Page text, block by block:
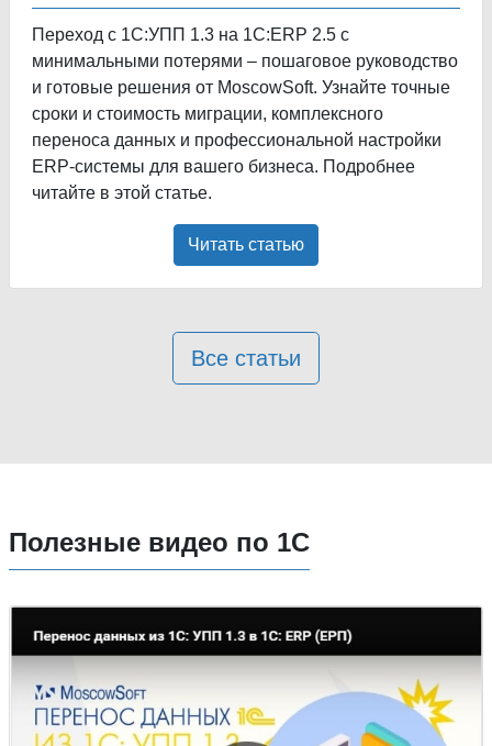
Переход с 1С:УПП 1.3 на 1С:ERP 2.5 с
минимальными потерями – пошаговое руководство
и готовые решения от MoscowSoft. Узнайте точные
сроки и стоимость миграции, комплексного
переноса данных и профессиональной настройки
ERP-системы для вашего бизнеса. Подробнее
читайте в этой статье.
Читать статью
Все статьи
Полезные видео по 1С